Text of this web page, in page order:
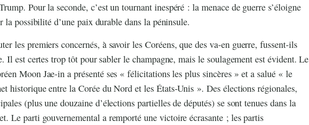
Pour la seconde, c’est un tournant inespéré : la menace de guerre s’éloigne
la possibilité d’une paix durable dans la péninsule.
les premiers concernés, à savoir les Coréens, que des va-en guerre, fussent-ils
Il est certes trop tôt pour sabler le champagne, mais le soulagement est évident. Le
Moon Jae-in a présenté ses « félicitations les plus sincères » et a salué « le
historique entre la Corée du Nord et les États-Unis ». Des élections régionales,
(plus une douzaine d’élections partielles de députés) se sont tenues dans la
Le parti gouvernemental a remporté une victoire écrasante ; les partis